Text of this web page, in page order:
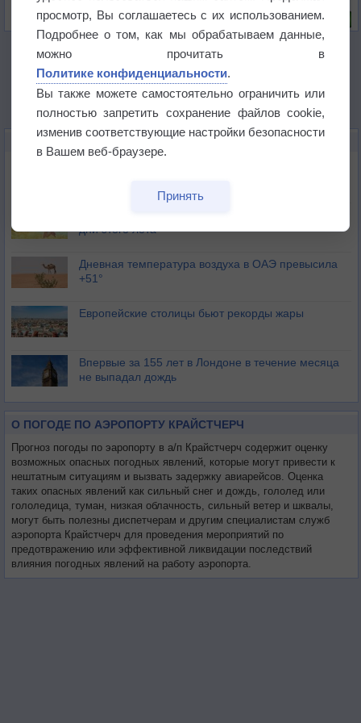
Риск задержек вылетов по метеоусловиям
дни этого лета
Дневная температура воздуха в ОАЭ превысила
+51°
Европейские столицы бьют рекорды жары
Впервые за 155 лет в Лондоне в течение месяца
не выпадал дождь
О ПОГОДЕ ПО АЭРОПОРТУ КРАЙСТЧЕРЧ
Прогноз погоды по эаропорту в а/п Крайстчерч содержит оценку
возможных опасных погодных явлений, которые могут привести к
нештатным ситуациям и вызвать задержку авиарейсов. Оценка
таких опасных явлений как сильный снег и дождь, гололед или
гололедица, туман, низкая облачность, сильный ветер и шквалы,
могут быть полезны диспетчерам и другим специалистам служб
аэропорта Крайстчерч для проведения мероприятий по
предотвражению или эффективной ликвидации последствий
влияния погодных явлений на работу аэропорта.
просмотр, Вы соглашаетесь с их использованием.
Подробнее о том, как мы обрабатываем данные,
можно прочитать в
Политике конфиденциальности.
Вы также можете самостоятельно ограничить или
полностью запретить сохранение файлов cookie,
изменив соответствующие настройки безопасности
в Вашем веб-браузере.
Принять